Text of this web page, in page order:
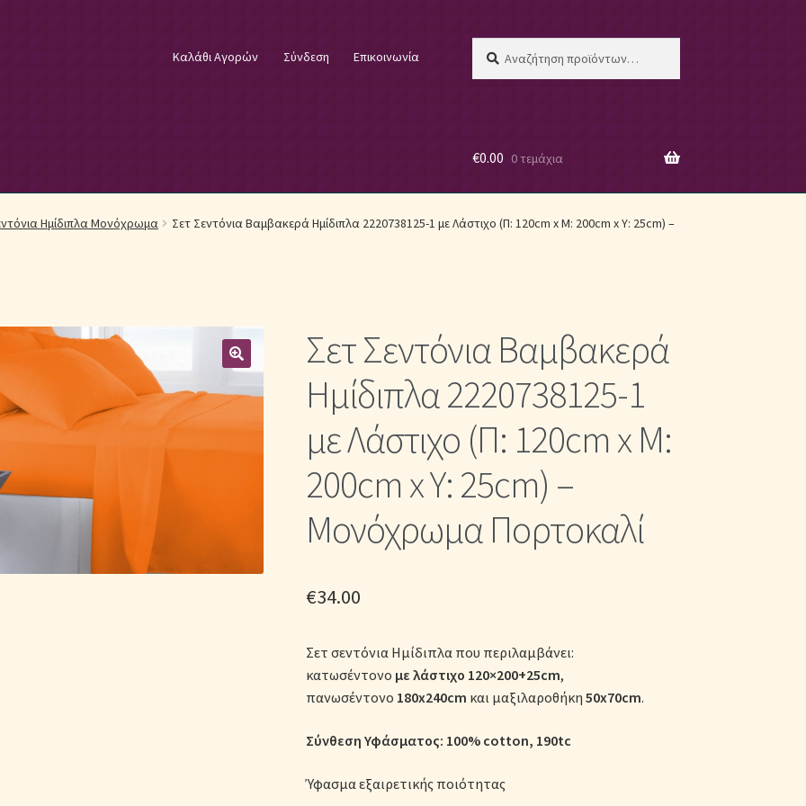
Καλάθι Αγορών Σύνδεση Επικοινωνία
για:
Λευκά Είδη Επικοινωνία Επιστροφές Προϊόντων Η εταιρία μας
Μονόχρωμα Σετ Σεντόνια Μονόχρωμες Παπλωματοθήκες
Λευκά Είδη Παπλώματα για Ζεστασιά & Άνεση Παπλωματοθήκες
€0.00 0 τεμάχια
Ημίδιπλα Μονόχρωμα
Σετ Σεντόνια Βαμβακερά Ημίδιπλα 2220738125-1 με Λάστιχο (Π: 120cm x Μ: 200cm x Υ: 25cm) –
Σετ Σεντόνια Βαμβακερά
Ημίδιπλα 2220738125-1
με Λάστιχο (Π: 120cm x Μ:
200cm x Υ: 25cm) –
Μονόχρωμα Πορτοκαλί
€34.00
Σετ σεντόνια Ημίδιπλα που περιλαμβάνει:
κατωσέντονο με λάστιχο 120×200+25cm,
πανωσέντονο 180x240cm και μαξιλαροθήκη 50x70cm.
Σύνθεση Υφάσματος: 100% cotton, 190tc
Ύφασμα εξαιρετικής ποιότητας